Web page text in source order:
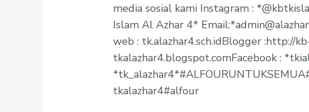
media sosial kami Instagram :
Islam Al Azhar 4*
web : tk.alazhar4.sch.idBlogger :http://
tkalazhar4.blogspot.comFacebook :
tkalazhar4#alfour